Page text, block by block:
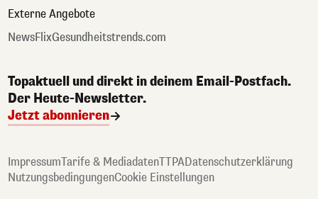
Externe Angebote
NewsFlixGesundheitstrends.com
Topaktuell und direkt in deinem Email-Postfach.
Der Heute-Newsletter.
Jetzt abonnieren
ImpressumTarife & MediadatenTTPADatenschutzerklärung
NutzungsbedingungenCookie Einstellungen